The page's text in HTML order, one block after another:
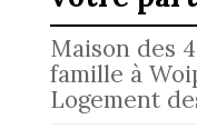
Maison des
famille à
Logement